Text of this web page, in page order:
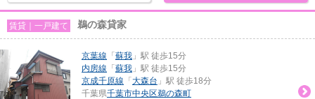
賃貸｜一戸建て 鵜の森貸家
京葉線 「 蘇我 」駅 徒歩15分
内房線 「 蘇我 」駅 徒歩15分
京成千原線 「 大森台 」駅 徒歩18分
千葉県千葉市中央区鵜の森町